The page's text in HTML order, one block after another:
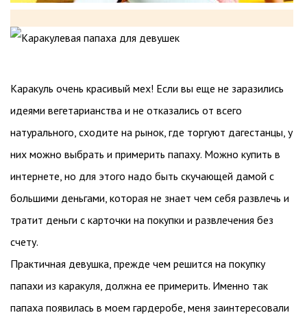
Каракуль очень красивый мех! Если вы еще не заразились
идеями вегетарианства и не отказались от всего
натурального, сходите на рынок, где торгуют дагестанцы, у
них можно выбрать и примерить папаху. Можно купить в
интернете, но для этого надо быть скучающей дамой с
большими деньгами, которая не знает чем себя развлечь и
тратит деньги с карточки на покупки и развлечения без
счету.
Практичная девушка, прежде чем решится на покупку
папахи из каракуля, должна ее примерить. Именно так
папаха появилась в моем гардеробе, меня заинтересовали